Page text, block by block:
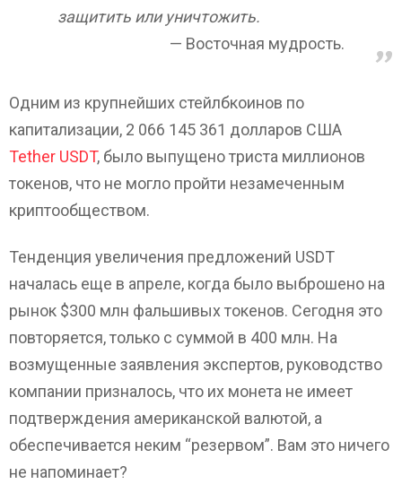
защитить или уничтожить.
Восточная мудрость.
Одним из крупнейших стейлбкоинов по
капитализации, 2 066 145 361 долларов США
Tether USDT, было выпущено триста миллионов
токенов, что не могло пройти незамеченным
криптообществом.
Тенденция увеличения предложений USDT
началась еще в апреле, когда было выброшено на
рынок $300 млн фальшивых токенов. Сегодня это
повторяется, только с суммой в 400 млн. На
возмущенные заявления экспертов, руководство
компании призналось, что их монета не имеет
подтверждения американской валютой, а
обеспечивается неким “резервом”. Вам это ничего
не напоминает?